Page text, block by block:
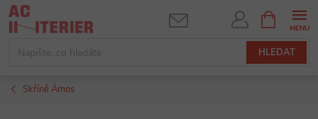
Přejít
na
HLEDAT
NÁKUPNÍ
KOŠÍK
Skříně Ámos